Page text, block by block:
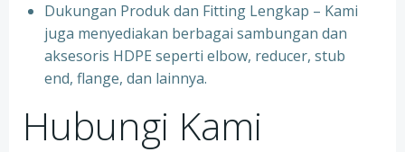
Dukungan Produk dan Fitting Lengkap – Kami
juga menyediakan berbagai sambungan dan
aksesoris HDPE seperti elbow, reducer, stub
end, flange, dan lainnya.
Hubungi Kami